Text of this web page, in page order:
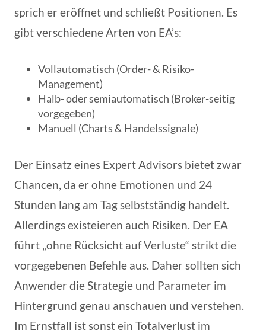
sprich er eröffnet und schließt Positionen. Es
gibt verschiedene Arten von EA’s:
Vollautomatisch (Order- & Risiko-
Management)
Halb- oder semiautomatisch (Broker-seitig
vorgegeben)
Manuell (Charts & Handelssignale)
Der Einsatz eines Expert Advisors bietet zwar
Chancen, da er ohne Emotionen und 24
Stunden lang am Tag selbstständig handelt.
Allerdings existeieren auch Risiken. Der EA
führt „ohne Rücksicht auf Verluste“ strikt die
vorgegebenen Befehle aus. Daher sollten sich
Anwender die Strategie und Parameter im
Hintergrund genau anschauen und verstehen.
Im Ernstfall ist sonst ein Totalverlust im